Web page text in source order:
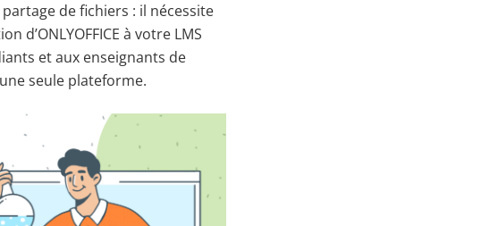
de fichiers : il nécessite
d’ONLYOFFICE à votre LMS
et aux enseignants de
seule plateforme.